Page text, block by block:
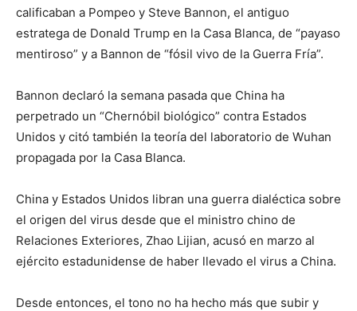
calificaban a Pompeo y Steve Bannon, el antiguo
estratega de Donald Trump en la Casa Blanca, de “payaso
mentiroso” y a Bannon de “fósil vivo de la Guerra Fría”.
Bannon declaró la semana pasada que China ha
perpetrado un “Chernóbil biológico” contra Estados
Unidos y citó también la teoría del laboratorio de Wuhan
propagada por la Casa Blanca.
China y Estados Unidos libran una guerra dialéctica sobre
el origen del virus desde que el ministro chino de
Relaciones Exteriores, Zhao Lijian, acusó en marzo al
ejército estadunidense de haber llevado el virus a China.
Desde entonces, el tono no ha hecho más que subir y